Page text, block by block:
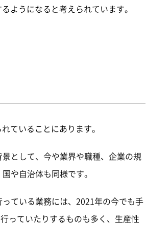
ようになると考えられています。
ていることにあります。
として、今や業界や職種、企業の規
や自治体も同様です。
ている業務には、2021年の今でも手
っていたりするものも多く、生産性